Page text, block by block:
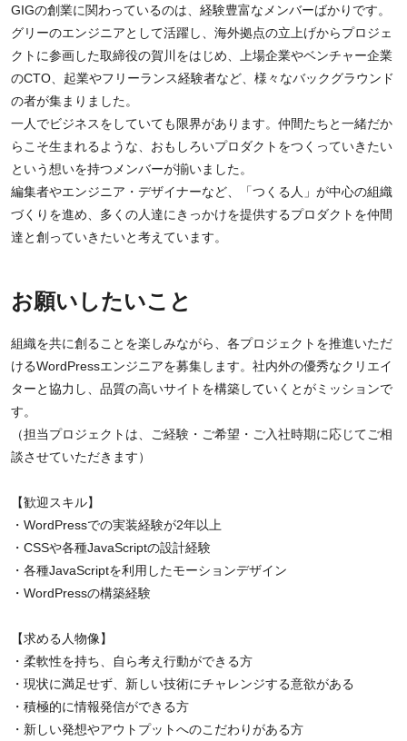
GIGの創業に関わっているのは、経験豊富なメンバーばかりです。
グリーのエンジニアとして活躍し、海外拠点の立上げからプロジェ
クトに参画した取締役の賀川をはじめ、上場企業やベンチャー企業
のCTO、起業やフリーランス経験者など、様々なバックグラウンド
の者が集まりました。
一人でビジネスをしていても限界があります。仲間たちと一緒だか
らこそ生まれるような、おもしろいプロダクトをつくっていきたい
という想いを持つメンバーが揃いました。
編集者やエンジニア・デザイナーなど、「つくる人」が中心の組織
づくりを進め、多くの人達にきっかけを提供するプロダクトを仲間
達と創っていきたいと考えています。
お願いしたいこと
組織を共に創ることを楽しみながら、各プロジェクトを推進いただ
けるWordPressエンジニアを募集します。社内外の優秀なクリエイ
ターと協力し、品質の高いサイトを構築していくとがミッションで
す。
（担当プロジェクトは、ご経験・ご希望・ご入社時期に応じてご相
談させていただきます）
【歓迎スキル】
・WordPressでの実装経験が2年以上
・CSSや各種JavaScriptの設計経験
・各種JavaScriptを利用したモーションデザイン
・WordPressの構築経験
【求める人物像】
・柔軟性を持ち、自ら考え行動ができる方
・現状に満足せず、新しい技術にチャレンジする意欲がある
・積極的に情報発信ができる方
・新しい発想やアウトプットへのこだわりがある方